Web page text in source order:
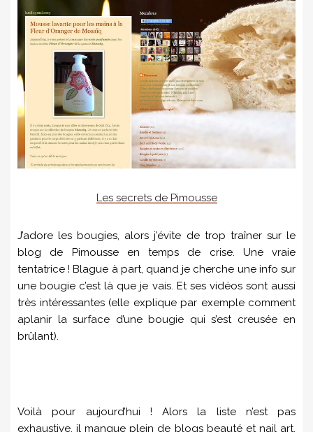
Les secrets de Pimousse
J’adore les bougies, alors j’évite de trop traîner sur le
blog de Pimousse en temps de crise. Une vraie
tentatrice ! Blague à part, quand je cherche une info sur
une bougie c’est là que je vais. Et ses vidéos sont aussi
très intéressantes (elle explique par exemple comment
aplanir la surface d’une bougie qui s’est creusée en
brûlant).
Voilà pour aujourd’hui ! Alors la liste n’est pas
exhaustive, il manque plein de blogs beauté et nail art,